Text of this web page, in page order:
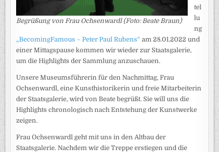
Begrüßung von Frau Ochsenwardl (Foto: Beate Braun)
tel
lu
ng
„BecomingFamous – Peter Paul Rubens“ am 28.01.2022 und
einer Mittagspause kommen wir wieder zur Staatsgalerie,
um die Highlights der Sammlung anzuschauen.
Unsere Museumsführerin für den Nachmittag, Frau
Ochsenwardl, eine Kunsthistorikerin und freie Mitarbeiterin
der Staatsgalerie, wird von Beate begrüßt. Sie will uns die
Highlights chronologisch nach Entstehung der Kunstwerke
zeigen.
Frau Ochsenwardl geht mit uns in den Altbau der
Staatsgalerie. Nachdem wir die Treppe erstiegen und die